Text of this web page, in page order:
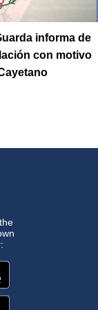
informa de
con motivo